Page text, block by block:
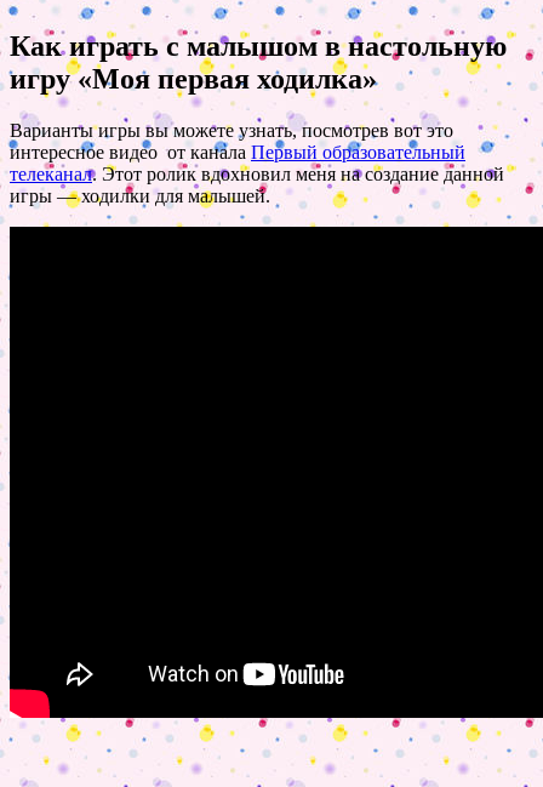
Как играть с малышом в настольную
игру «Моя первая ходилка»
Варианты игры вы можете узнать, посмотрев вот это
интересное видео от канала Первый образовательный
телеканал. Этот ролик вдохновил меня на создание данной
игры — ходилки для малышей.